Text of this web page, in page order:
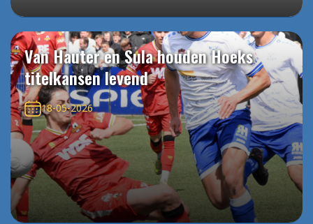
Van Hauter en Sula houden Hoeks
titelkansen levend
18-05-2026